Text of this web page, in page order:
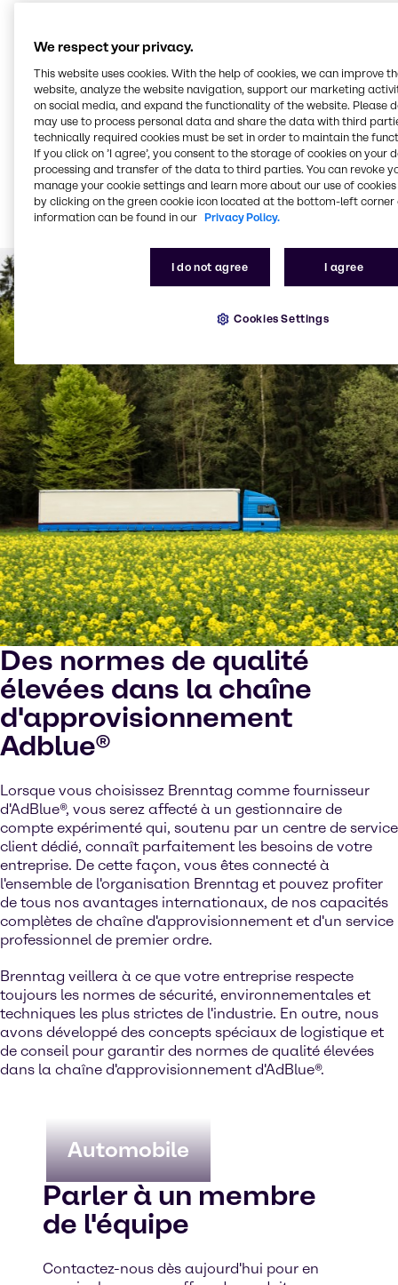
Pompes à tambour et
IBC
Bidon avec bec verseur,
3 litres (palette de 144
pièces)
Bidon avec bec verseur,
10 litres (palette de 60
pièces)
Baril de 220 litres
(palette de 2 pièces)
litres
Produit vrac en citerne
(à partir de 3 000 litres par
livraison)
Réservoirs de vrac à
température contrôlée
Distributeurs d'AdBlue®
pour les stations-service
publiques
Des normes de qualité
élevées dans la chaîne
d'approvisionnement
Adblue®
Lorsque vous choisissez Brenntag comme fournisseur
d'AdBlue®, vous serez affecté à un gestionnaire de
compte expérimenté qui, soutenu par un centre de service
client dédié, connaît parfaitement les besoins de votre
entreprise. De cette façon, vous êtes connecté à
l'ensemble de l'organisation Brenntag et pouvez profiter
de tous nos avantages internationaux, de nos capacités
complètes de chaîne d'approvisionnement et d'un service
professionnel de premier ordre.
Brenntag veillera à ce que votre entreprise respecte
toujours les normes de sécurité, environnementales et
techniques les plus strictes de l'industrie. En outre, nous
avons développé des concepts spéciaux de logistique et
de conseil pour garantir des normes de qualité élevées
dans la chaîne d'approvisionnement d'AdBlue®.
Automobile
Parler à un membre
de l'équipe
Contactez-nous dès aujourd'hui pour en
We respect your privacy.
This website uses cookies. With the help of cookies, we can improve
website, analyze the website navigation, support our marketing
on social media, and expand the functionality of the website. Please
may use to process personal data and share the data with third
technically required cookies must be set in order to maintain the
If you click on ’I agree’, you consent to the storage of cookies on your
processing and transfer of the data to third parties. You can revoke
manage your cookie settings and learn more about our use of cookies
by clicking on the green cookie icon located at the bottom-left corner
information can be found in our Privacy Policy.
I do not agree I agree
Cookies Settings